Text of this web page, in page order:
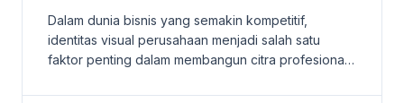
Dalam dunia bisnis yang semakin kompetitif,
identitas visual perusahaan menjadi salah satu
faktor penting dalam membangun citra profesional.
sederhana...